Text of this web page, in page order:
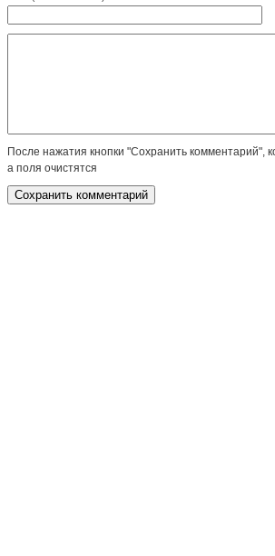
После нажатия кнопки "Сохранить комментарий",
а поля очистятся